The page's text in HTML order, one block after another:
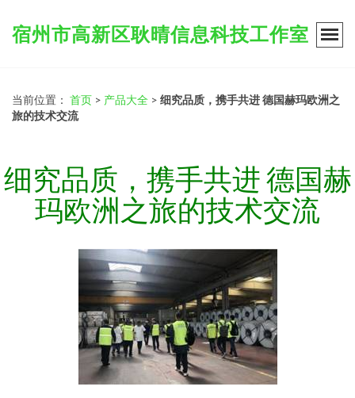
宿州市高新区耿晴信息科技工作室
当前位置： 首页 > 产品大全 > 细究品质，携手共进 德国赫玛欧洲之
旅的技术交流
细究品质，携手共进 德国赫
玛欧洲之旅的技术交流